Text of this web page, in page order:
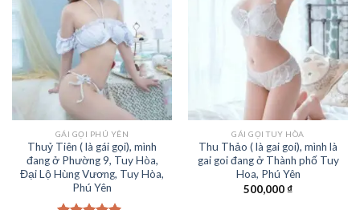
GÁI GỌI PHÚ YÊN
Thuỷ Tiên ( là gái gọi), mình
đang ở Phường 9, Tuy Hòa,
Đại Lộ Hùng Vương, Tuy Hòa,
Phú Yên
GÁI GỌI TUY HÒA
Thu Thảo ( là gai goi), mình là
gai goi đang ở Thành phố Tuy
Hoa, Phú Yên
500,000₫